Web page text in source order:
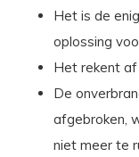
Het is de
oplossing
Het rekent
De
afgebroken,
niet meer te